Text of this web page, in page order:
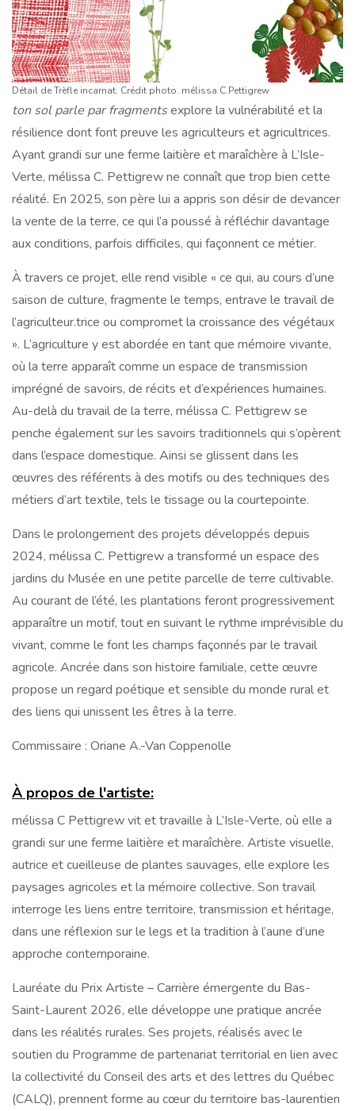
Détail de Trèfle incarnat. Crédit photo. mélissa C.Pettigrew
ton sol parle par fragmentsexplore la vulnérabilité et la
résilience dont font preuve les agriculteurs et agricultrices.
Ayant grandi sur une ferme laitière et maraîchère à L’Isle-
Verte, mélissa C. Pettigrew ne connaît que trop bien cette
réalité. En 2025, son père lui a appris son désir de devancer
la vente de la terre, ce qui l’a poussé à réfléchir davantage
aux conditions, parfois difficiles, qui façonnent ce métier.
À travers ce projet, elle rend visible « ce qui, au cours d’une
saison de culture, fragmente le temps, entrave le travail de
l’agriculteur.trice ou compromet la croissance des végétaux
». L’agriculture y est abordée en tant que mémoire vivante,
où la terre apparaît comme un espace de transmission
imprégné de savoirs, de récits et d’expériences humaines.
Au-delà du travail de la terre, mélissa C. Pettigrew se
penche également sur les savoirs traditionnels qui s’opèrent
dans l’espace domestique. Ainsi se glissent dans les
œuvres des référents à des motifs ou des techniques des
métiers d’art textile, tels le tissage ou la courtepointe.
Dans le prolongement des projets développés depuis
2024, mélissa C. Pettigrew a transformé un espace des
jardins du Musée en une petite parcelle de terre cultivable.
Au courant de l’été, les plantations feront progressivement
apparaître un motif, tout en suivant le rythme imprévisible du
vivant, comme le font les champs façonnés par le travail
agricole. Ancrée dans son histoire familiale, cette œuvre
propose un regard poétique et sensible du monde rural et
des liens qui unissent les êtres à la terre.
Commissaire : Oriane A.-Van Coppenolle
À propos de l'artiste:
mélissa C Pettigrew vit et travaille à L’Isle-Verte, où elle a
grandi sur une ferme laitière et maraîchère. Artiste visuelle,
autrice et cueilleuse de plantes sauvages, elle explore les
paysages agricoles et la mémoire collective. Son travail
interroge les liens entre territoire, transmission et héritage,
dans une réflexion sur le legs et la tradition à l’aune d’une
approche contemporaine.
Lauréate du Prix Artiste – Carrière émergente du Bas-
Saint-Laurent 2026, elle développe une pratique ancrée
dans les réalités rurales. Ses projets, réalisés avec le
soutien du Programme de partenariat territorial en lien avec
la collectivité du Conseil des arts et des lettres du Québec
(CALQ), prennent forme au cœur du territoire bas-laurentien